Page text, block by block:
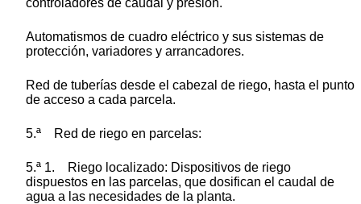
Automatismos de cuadro eléctrico y sus sistemas de
protección, variadores y arrancadores.
Red de tuberías desde el cabezal de riego, hasta el punto
de acceso a cada parcela.
5.ª Red de riego en parcelas:
5.ª 1. Riego localizado: Dispositivos de riego
dispuestos en las parcelas, que dosifican el caudal de
agua a las necesidades de la planta.